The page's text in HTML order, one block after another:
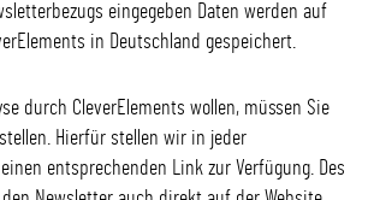
eingegeben Daten werden auf
in Deutschland gespeichert.
durch CleverElements wollen, müssen Sie
Hierfür stellen wir in jeder
entsprechenden Link zur Verfügung. Des